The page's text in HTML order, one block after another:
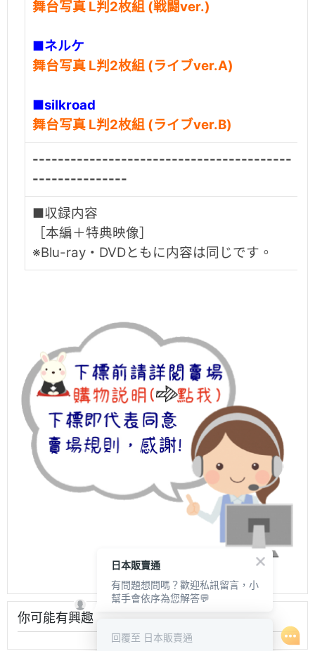
舞台写真 L判2枚組 (戦闘ver.)
■ネルケ
舞台写真 L判2枚組 (ライブver.A)
■silkroad
舞台写真 L判2枚組 (ライブver.B)
-----------------------------------------
---------------
■収録内容
［本編＋特典映像］
※Blu-ray・DVDともに内容は同じです。
你可能有興趣
日本販賣通
有問題想問嗎？歡迎私訊留言，小
幫手會依序為您解答💬
回覆至 日本販賣通